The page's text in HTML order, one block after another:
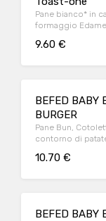
Pane bianco* in
formaggio
9.60 €
BEFED BABY
BURGER
Pane Bun,
contorno di
10.70 €
BEFED BABY